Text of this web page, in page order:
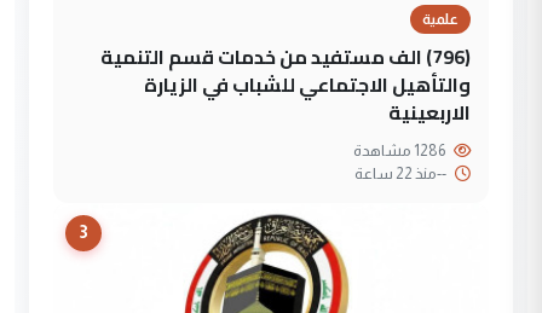
علمية
(796) الف مستفيد من خدمات قسم التنمية
والتأهيل الاجتماعي للشباب في الزيارة
الاربعينية
--منذ 22 ساعة
3